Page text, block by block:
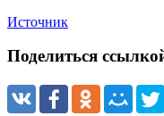
Источник
Поделиться